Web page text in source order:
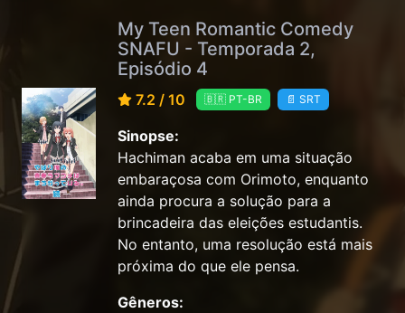
My Teen Romantic Comedy
SNAFU - Temporada 2,
Episódio 4
7.2 / 10 🇧🇷 PT-BR 📄 SRT
Sinopse:
Hachiman acaba em uma situação
embaraçosa com Orimoto, enquanto
ainda procura a solução para a
brincadeira das eleições estudantis.
No entanto, uma resolução está mais
próxima do que ele pensa.
Gêneros: